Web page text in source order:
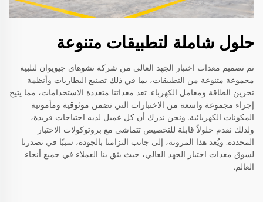
حلول شاملة لتطبيقات متنوعة
تم تصميم معدات اختبار الجهد العالي من شركة تشوهاي جيويوان لتلبية
مجموعة متنوعة من التطبيقات، بما في ذلك تصنيع البطاريات وأنظمة
تخزين الطاقة ومعامل الكهرباء. تعد معداتنا متعددة الاستخدامات، مما يتيح
إجراء مجموعة واسعة من الاختبارات التي تضمن موثوقية ومأمونية
المكونات الكهربائية. ونحن ندرك أن كل عميل لديه احتياجات فريدة،
ولذلك نقدم حلولاً قابلة للتخصيص تتماشى مع بروتوكولات الاختبار
المحددة. ويُعد هذا المرونة، إلى جانب التزامنا بالجودة، سببًا في تصدرنا
لسوق معدات اختبار الجهد العالي، حيث يثق بنا العملاء في جميع أنحاء
العالم.